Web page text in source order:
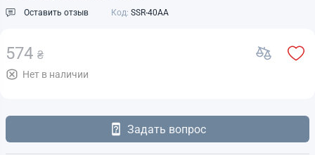
Оставить отзыв Код: SSR-40AA
574 ₴
Нет в наличии
Задать вопрос